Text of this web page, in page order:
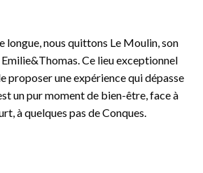
longue, nous quittons Le Moulin, son
Ce lieu exceptionnel
proposer une expérience qui dépasse
un pur moment de bien-être, face à
à quelques pas de Conques.